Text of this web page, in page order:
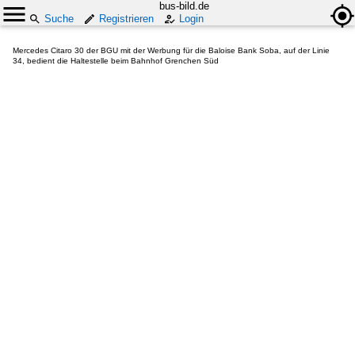
bus-bild.de
Suche
Registrieren Login
Mercedes Citaro 30 der BGU mit der Werbung für die Baloise Bank Soba, auf der Linie
34, bedient die Haltestelle beim Bahnhof Grenchen Süd